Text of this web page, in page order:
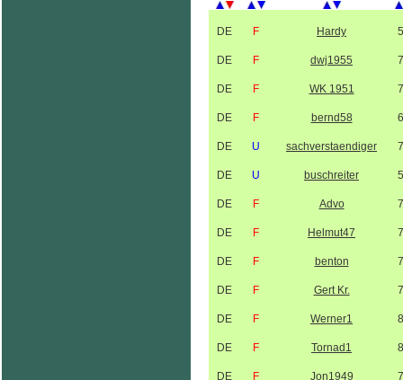
DE F Hardy
DE F dwj1955
DE F WK 1951
DE F bernd58
DE U sachverstaendiger
DE U buschreiter
DE F Advo
DE F Helmut47
DE F benton
DE F Gert Kr.
DE F Werner1
DE F Tornad1
DE F Jon1949